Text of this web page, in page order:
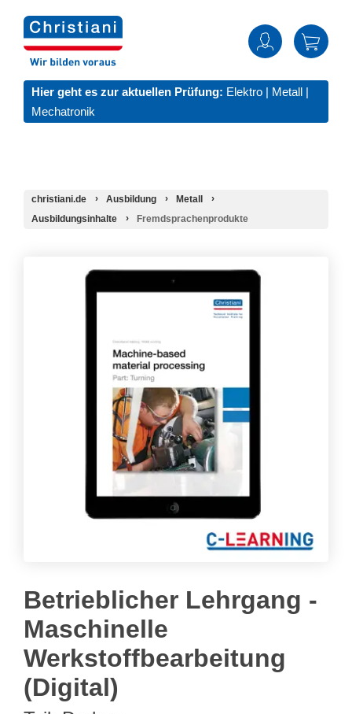
Hier geht es zur aktuellen Prüfung: Elektro | Metall |
Mechatronik
christiani.de Ausbildung
Metall
Ausbildungsinhalte
Fremdsprachenprodukte
Betrieblicher Lehrgang -
Maschinelle
Werkstoffbearbeitung
(Digital)